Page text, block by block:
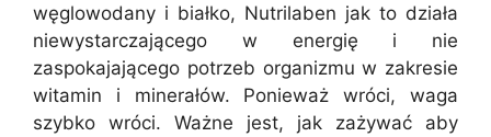
węglowodany i białko, Nutrilaben jak to działa
niewystarczającego w energię i nie
zaspokajającego potrzeb organizmu w zakresie
witamin i minerałów. Ponieważ wróci, waga
szybko wróci. Ważne jest, jak zażywać aby